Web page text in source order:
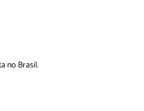
no Brasil.